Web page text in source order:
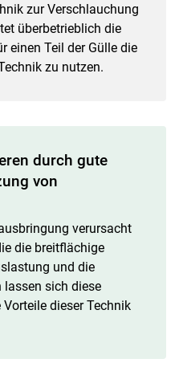
zur Verschlauchung
überbetrieblich die
einen Teil der Gülle die
zu nutzen.
durch gute
von
verursacht
die breitflächige
und die
sich diese
dieser Technik